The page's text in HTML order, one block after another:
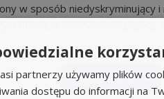
w sposób niedyskryminujący
są w sposób przejrzysty,
Aplikuj teraz
partnerzy używamy plików
dostępu do informacji na